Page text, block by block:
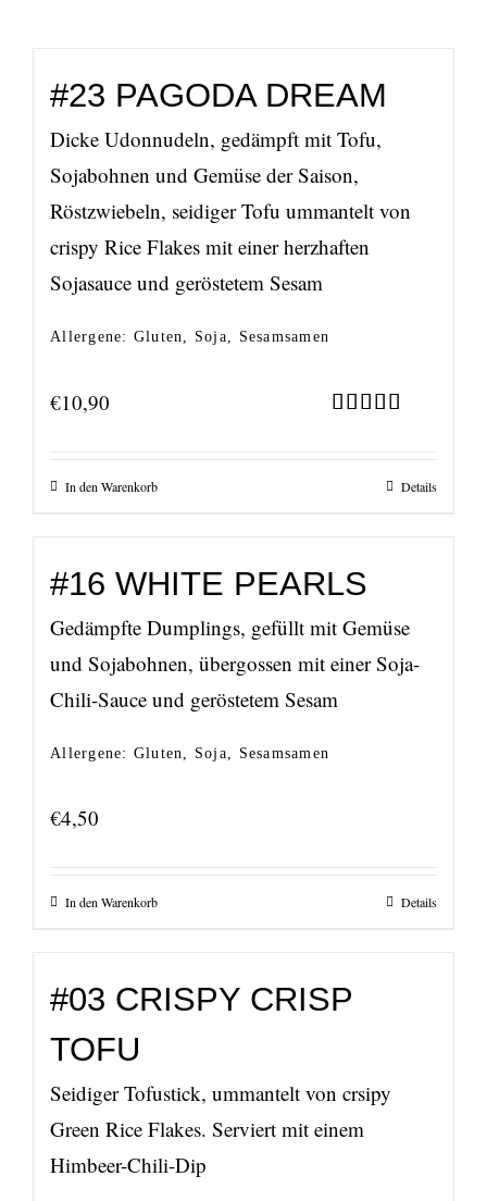
#23 PAGODA DREAM
Dicke Udonnudeln, gedämpft mit Tofu,
Sojabohnen und Gemüse der Saison,
Röstzwiebeln, seidiger Tofu ummantelt von
crispy Rice Flakes mit einer herzhaften
Sojasauce und geröstetem Sesam
Allergene: Gluten, Soja, Sesamsamen
€10,90
In den Warenkorb Details
#16 WHITE PEARLS
Gedämpfte Dumplings, gefüllt mit Gemüse
und Sojabohnen, übergossen mit einer Soja-
Chili-Sauce und geröstetem Sesam
Allergene: Gluten, Soja, Sesamsamen
€4,50
In den Warenkorb Details
#03 CRISPY CRISP
TOFU
Seidiger Tofustick, ummantelt von crsipy
Green Rice Flakes. Serviert mit einem
Himbeer-Chili-Dip